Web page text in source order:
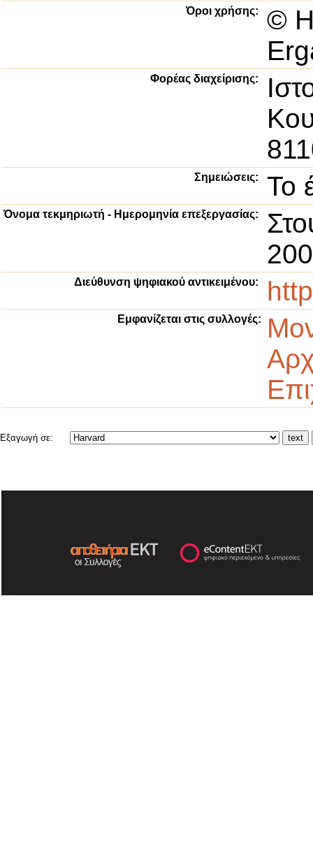
Όροι χρήσης:
©
Φορέας διαχείρισης:
Σημειώσεις: Το
Όνομα τεκμηριωτή - Ημερομηνία επεξεργασίας:
Διεύθυνση ψηφιακού αντικειμένου:
Εμφανίζεται στις συλλογές:
Εξαγωγή σε: